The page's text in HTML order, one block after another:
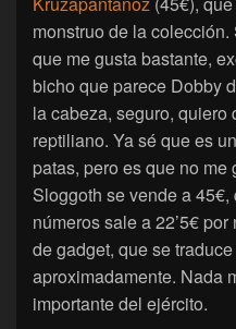
monstruo de la
que me gusta bastante,
bicho que parece Dobby
la cabeza, seguro, quiero
reptiliano. Ya sé que es
patas, pero es que no
Sloggoth se vende a
números sale a 22’5€
de gadget, que se
aproximadamente. Nada
importante del ejército.